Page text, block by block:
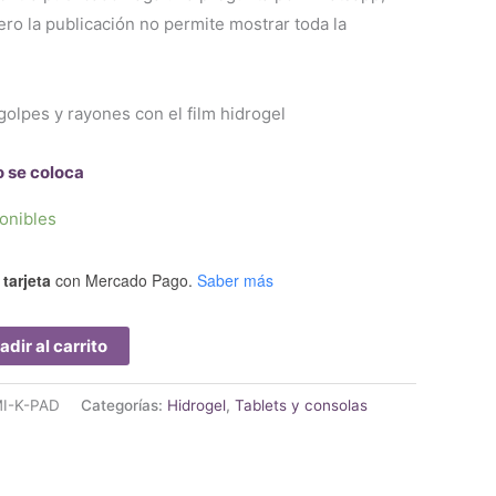
la publicación no permite mostrar toda la
y rayones con el film hidrogel
se coloca
con Mercado Pago. Saber más
al carrito
K-PAD Categorías: Hidrogel, Tablets y consolas